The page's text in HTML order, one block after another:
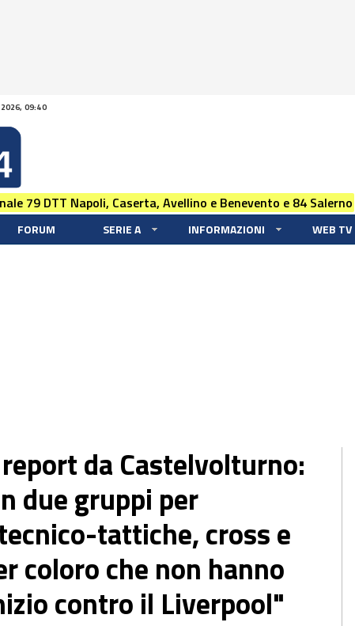
09:40
79 DTT Napoli, Caserta, Avellino e Benevento e 84 Salerno
FORUM SERIE A INFORMAZIONI WEB TV
da Castelvolturno:
due gruppi per
tattiche, cross e
coloro che non hanno
contro il Liverpool"